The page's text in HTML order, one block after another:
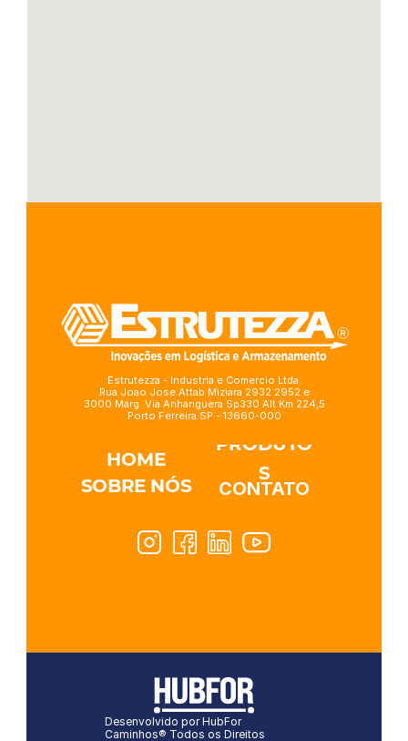
Estrutezza - Industria e Comercio Ltda.
Rua Joao Jose Attab Miziara 2932 2952 e
3000 Marg. Via Anhanguera Sp330 Alt Km 224,5
Porto Ferreira SP - 13660-000
HOME
SOBRE NÓS
PRODUTO
S
CONTATO
Desenvolvido por HubFor
Caminhos® Todos os Direitos